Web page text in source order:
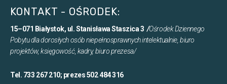
KONTAKT - OŚRODEK:
15–071 Białystok, ul. Stanisława Staszica 3 /Ośrodek Dziennego
Pobytu dla dorosłych osób niepełnosprawnych intelektualnie, biuro
projektów, księgowość, kadry, biuro prezesa/
Tel. 733 267 210; prezes 502 484 316